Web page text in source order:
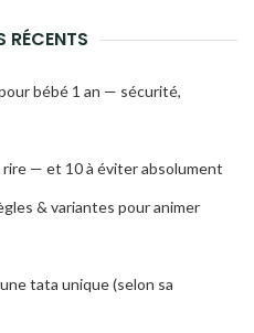
RÉCENTS
bébé 1 an — sécurité,
— et 10 à éviter absolument
& variantes pour animer
tata unique (selon sa